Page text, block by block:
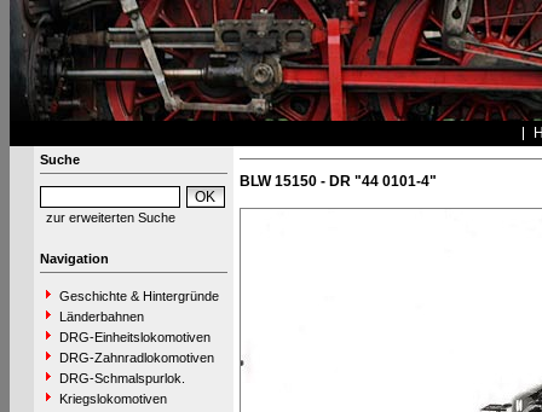
Suche
zur erweiterten Suche
Navigation
Geschichte & Hintergründe
Länderbahnen
DRG-Einheitslokomotiven
DRG-Zahnradlokomotiven
DRG-Schmalspurlok.
Kriegslokomotiven
BLW 15150 - DR "44 0101-4"